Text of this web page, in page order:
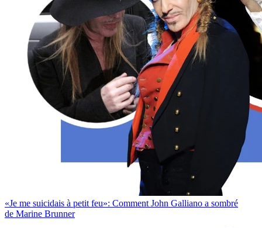
«Je me suicidais à petit feu»: Comment John Galliano a sombré
de Marine Brunner